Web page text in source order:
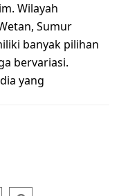
Wilayah
Sumur
banyak pilihan
bervariasi.
yang